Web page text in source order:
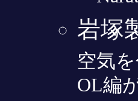
岩塚
空気
OL編